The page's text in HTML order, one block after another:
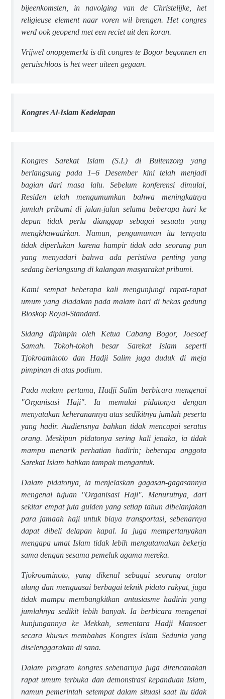
bijeenkomsten, in navolging van de Christelijke, het
religieuse element naar voren wil brengen. Het congres
werd ook geopend met een reciet uit den koran.
Vrijwel onopgemerkt is dit congres te Bogor begonnen en
geruischloos is het weer uiteen gegaan.
Kongres Al-Islam Kedelapan
Kongres Sarekat Islam (S.I.) di Buitenzorg yang
berlangsung pada 1–6 Desember kini telah menjadi
bagian dari masa lalu. Sebelum konferensi dimulai,
Residen telah mengumumkan bahwa meningkatnya
jumlah pribumi di jalan-jalan selama beberapa hari ke
depan tidak perlu dianggap sebagai sesuatu yang
mengkhawatirkan. Namun, pengumuman itu ternyata
tidak diperlukan karena hampir tidak ada seorang pun
yang menyadari bahwa ada peristiwa penting yang
sedang berlangsung di kalangan masyarakat pribumi.
Kami sempat beberapa kali mengunjungi rapat-rapat
umum yang diadakan pada malam hari di bekas gedung
Bioskop Royal-Standard.
Sidang dipimpin oleh Ketua Cabang Bogor, Joesoef
Samah. Tokoh-tokoh besar Sarekat Islam seperti
Tjokroaminoto dan Hadji Salim juga duduk di meja
pimpinan di atas podium.
Pada malam pertama, Hadji Salim berbicara mengenai
"Organisasi Haji". Ia memulai pidatonya dengan
menyatakan keheranannya atas sedikitnya jumlah peserta
yang hadir. Audiensnya bahkan tidak mencapai seratus
orang. Meskipun pidatonya sering kali jenaka, ia tidak
mampu menarik perhatian hadirin; beberapa anggota
Sarekat Islam bahkan tampak mengantuk.
Dalam pidatonya, ia menjelaskan gagasan-gagasannya
mengenai tujuan "Organisasi Haji". Menurutnya, dari
sekitar empat juta gulden yang setiap tahun dibelanjakan
para jamaah haji untuk biaya transportasi, sebenarnya
dapat dibeli delapan kapal. Ia juga mempertanyakan
mengapa umat Islam tidak lebih mengutamakan bekerja
sama dengan sesama pemeluk agama mereka.
Tjokroaminoto, yang dikenal sebagai seorang orator
ulung dan menguasai berbagai teknik pidato rakyat, juga
tidak mampu membangkitkan antusiasme hadirin yang
jumlahnya sedikit lebih banyak. Ia berbicara mengenai
kunjungannya ke Mekkah, sementara Hadji Mansoer
secara khusus membahas Kongres Islam Sedunia yang
diselenggarakan di sana.
Dalam program kongres sebenarnya juga direncanakan
rapat umum terbuka dan demonstrasi kepanduan Islam,
namun pemerintah setempat dalam situasi saat itu tidak